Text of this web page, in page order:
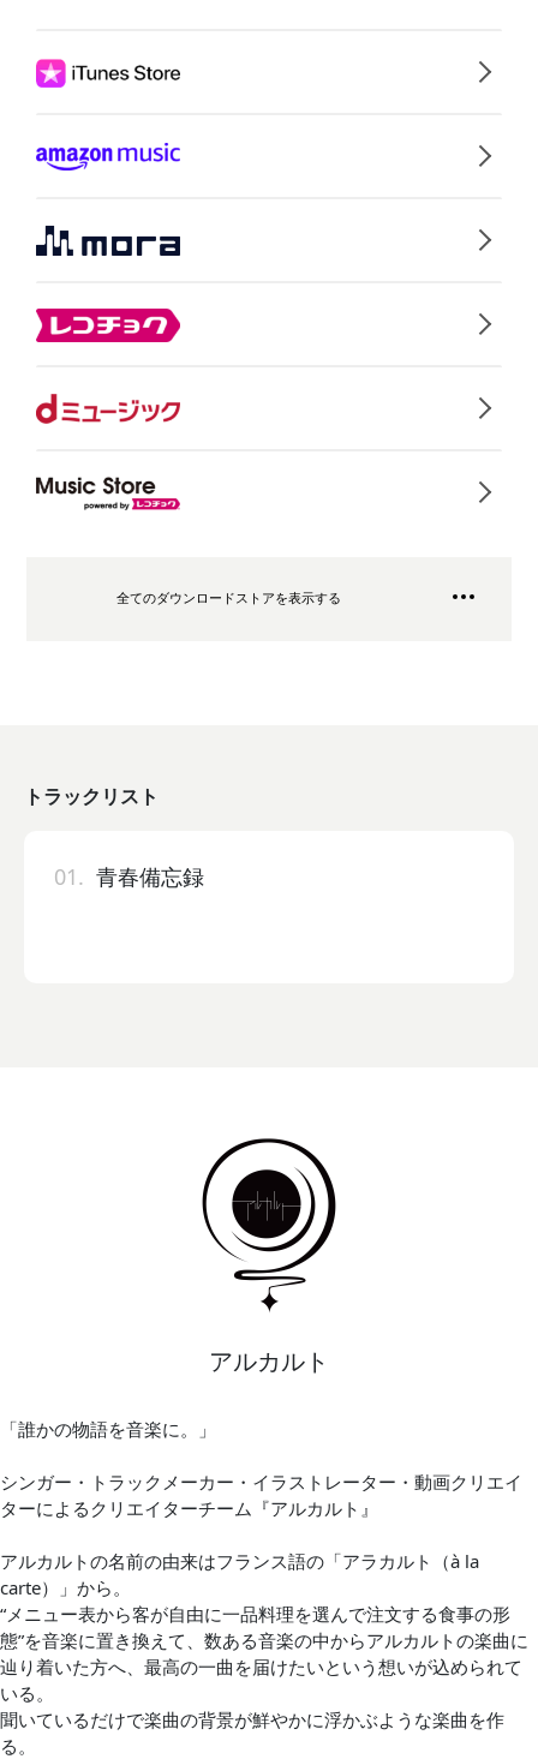
全てのダウンロードストアを表示する
トラックリスト
01. 青春備忘録
アルカルト
「誰かの物語を音楽に。」
シンガー・トラックメーカー・イラストレーター・動画クリエイ
ターによるクリエイターチーム『アルカルト』
アルカルトの名前の由来はフランス語の「アラカルト（à la
carte）」から。
“メニュー表から客が自由に一品料理を選んで注文する食事の形
態”を音楽に置き換えて、数ある音楽の中からアルカルトの楽曲に
辿り着いた方へ、最高の一曲を届けたいという想いが込められて
いる。
聞いているだけで楽曲の背景が鮮やかに浮かぶような楽曲を作
る。